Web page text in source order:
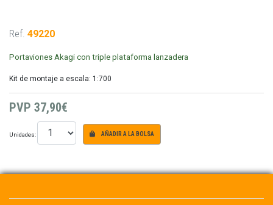
Ref. 49220
Portaviones Akagi con triple plataforma lanzadera
Kit de montaje a escala: 1:700
PVP 37,90€
Unidades: AÑADIR A LA BOLSA